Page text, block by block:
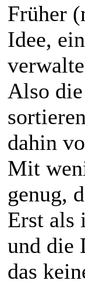
Früher
Idee,
Also
dahin
Mit
genug,
Erst als
und die
das